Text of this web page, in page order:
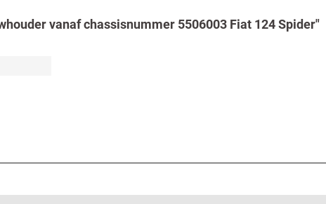
vanaf chassisnummer 5506003 Fiat 124 Spider"